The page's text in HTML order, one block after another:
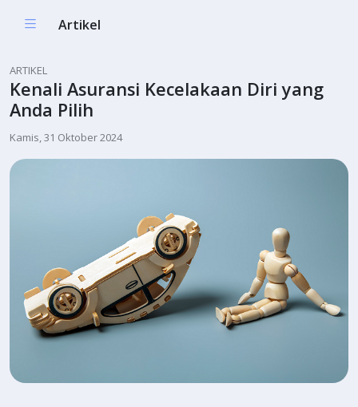
Artikel
ARTIKEL
Kenali Asuransi Kecelakaan Diri yang
Anda Pilih
Kamis, 31 Oktober 2024